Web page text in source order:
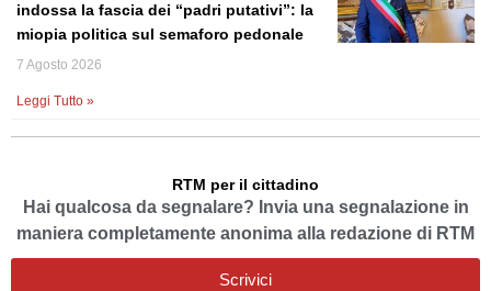
indossa la fascia dei “padri putativi”: la
miopia politica sul semaforo pedonale
7 Agosto 2026
Leggi Tutto »
RTM per il cittadino
Hai qualcosa da segnalare? Invia una segnalazione in
maniera completamente anonima alla redazione di RTM
Scrivici